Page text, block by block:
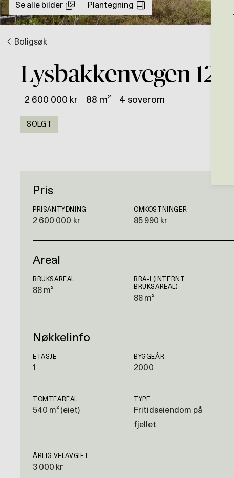
Se alle bilder Plantegning
Boligsøk
Lysbakkenvegen 12
2 600 000 kr 88 m² 4 soverom
SOLGT
Pris
PRISANTYDNING
2 600 000 kr
OMKOSTNINGER
85 990 kr
Areal
BRUKSAREAL
88 m²
BRA-I (INTERNT
BRUKSAREAL)
88 m²
Nøkkelinfo
ETASJE
1
BYGGEÅR
2000
TOMTEAREAL
540 m² (eiet)
TYPE
Fritidseiendom på
fjellet
ÅRLIG VELAVGIFT
3 000 kr